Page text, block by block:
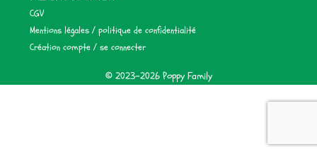
CGV
Mentions légales / politique de confidentialité
Création compte / se connecter
© 2023-2026 Poppy Family